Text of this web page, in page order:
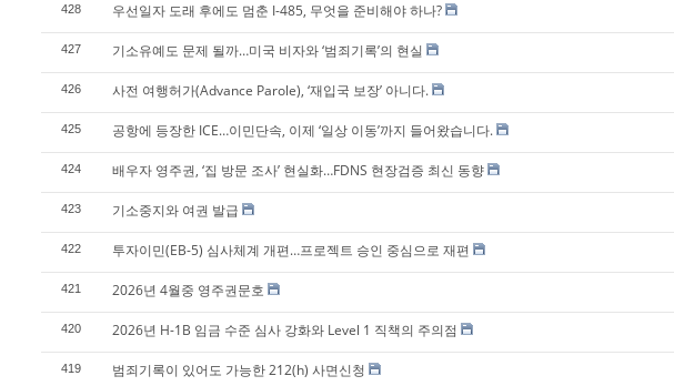
428 우선일자 도래 후에도 멈춘 I-485, 무엇을 준비해야 하나?
427 기소유예도 문제 될까…미국 비자와 ‘범죄기록’의 현실
426 사전 여행허가(Advance Parole), ‘재입국 보장’ 아니다.
425 공항에 등장한 ICE…이민단속, 이제 ‘일상 이동’까지 들어왔습니다.
424 배우자 영주권, ‘집 방문 조사’ 현실화…FDNS 현장검증 최신 동향
423 기소중지와 여권 발급
422 투자이민(EB-5) 심사체계 개편…프로젝트 승인 중심으로 재편
421 2026년 4월중 영주권문호
420 2026년 H-1B 임금 수준 심사 강화와 Level 1 직책의 주의점
419 범죄기록이 있어도 가능한 212(h) 사면신청